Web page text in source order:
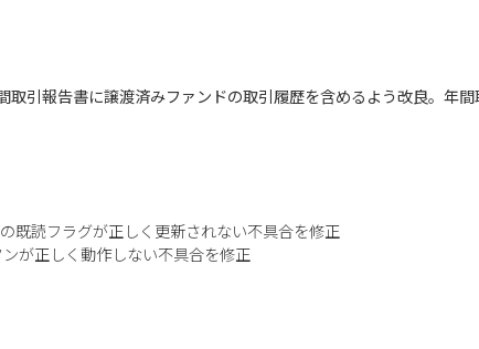
取引報告書に譲渡済みファンドの取引履歴を含めるよう改良。年
既読フラグが正しく更新されない不具合を修正
が正しく動作しない不具合を修正